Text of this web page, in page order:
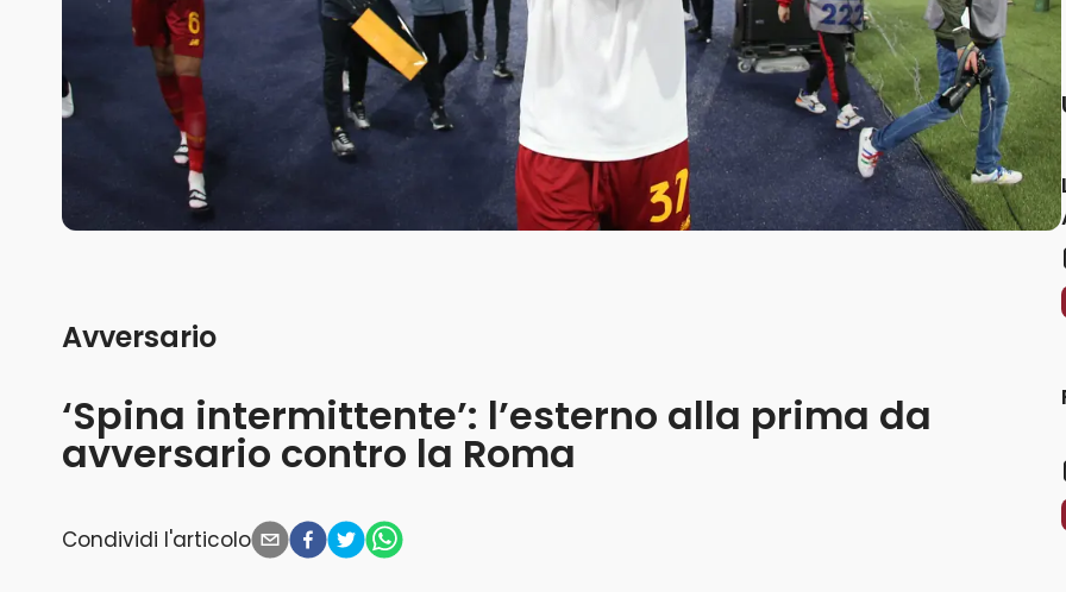
‘Spina intermittente’: l’esterno alla prima da
avversario contro la Roma
Avversario
Condividi l'articolo